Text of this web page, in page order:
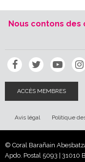
Nous contons des
ACCÈS MEMBRES
Avis légal Politique
© Coral Barañain
Apdo. Postal 5093 | 31010